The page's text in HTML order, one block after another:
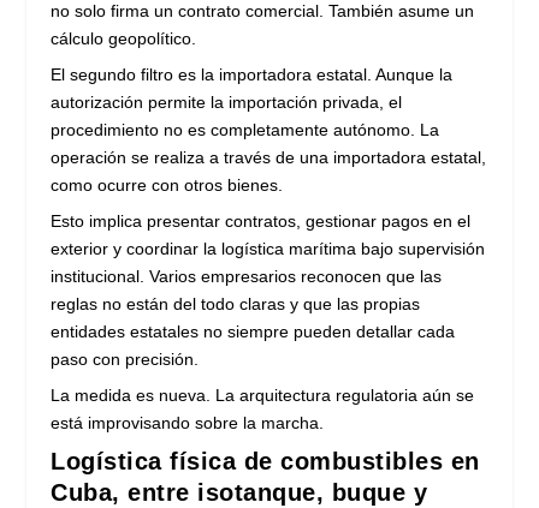
no solo firma un contrato comercial. También asume un
cálculo geopolítico.
El segundo filtro es la importadora estatal. Aunque la
autorización permite la importación privada, el
procedimiento no es completamente autónomo. La
operación se realiza a través de una importadora estatal,
como ocurre con otros bienes.
Esto implica presentar contratos, gestionar pagos en el
exterior y coordinar la logística marítima bajo supervisión
institucional. Varios empresarios reconocen que las
reglas no están del todo claras y que las propias
entidades estatales no siempre pueden detallar cada
paso con precisión.
La medida es nueva. La arquitectura regulatoria aún se
está improvisando sobre la marcha.
Logística física de combustibles en
Cuba, entre isotanque, buque y